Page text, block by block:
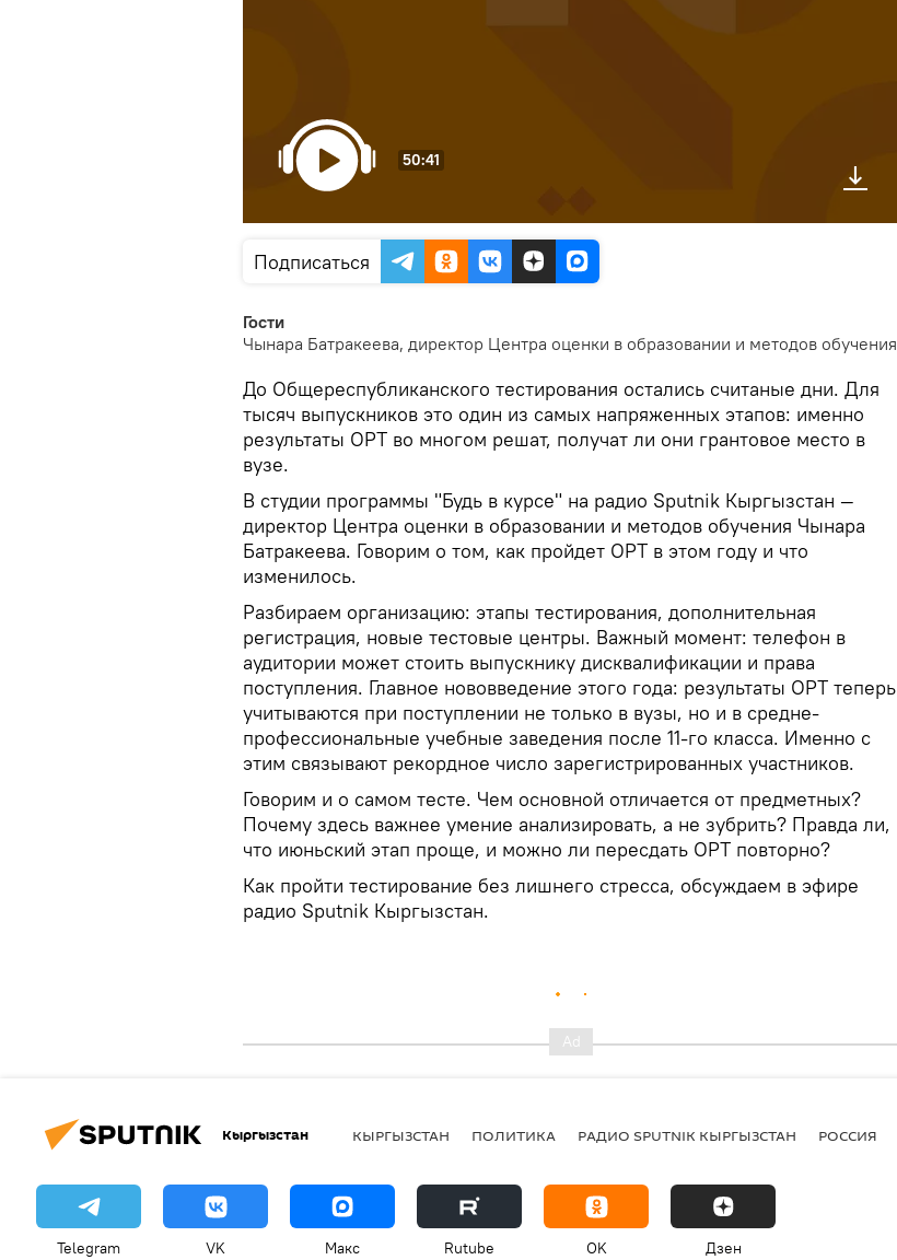
50:41
Подписаться
Гости
Чынара Батракеева, директор Центра оценки в образовании и методов обучения
До Общереспубликанского тестирования остались считаные дни. Для
тысяч выпускников это один из самых напряженных этапов: именно
результаты ОРТ во многом решат, получат ли они грантовое место в
вузе.
В студии программы "Будь в курсе" на радио Sputnik Кыргызстан —
директор Центра оценки в образовании и методов обучения Чынара
Батракеева. Говорим о том, как пройдет ОРТ в этом году и что
изменилось.
Разбираем организацию: этапы тестирования, дополнительная
регистрация, новые тестовые центры. Важный момент: телефон в
аудитории может стоить выпускнику дисквалификации и права
поступления. Главное нововведение этого года: результаты ОРТ теперь
учитываются при поступлении не только в вузы, но и в средне-
профессиональные учебные заведения после 11-го класса. Именно с
этим связывают рекордное число зарегистрированных участников.
Говорим и о самом тесте. Чем основной отличается от предметных?
Почему здесь важнее умение анализировать, а не зубрить? Правда ли,
что июньский этап проще, и можно ли пересдать ОРТ повторно?
Как пройти тестирование без лишнего стресса, обсуждаем в эфире
радио Sputnik Кыргызстан.
Кыргызстан КЫРГЫЗСТАН ПОЛИТИКА РАДИО SPUTNIK КЫРГЫЗСТАН РОССИЯ
Telegram VK Макс Rutube OK Дзен